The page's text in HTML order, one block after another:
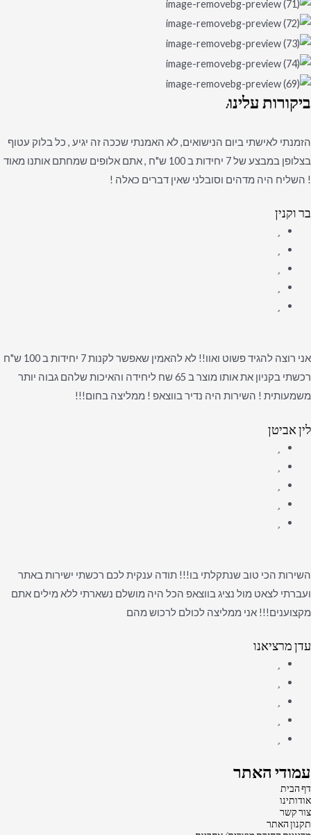
ביקורותעלינו:
הזמנתי לאישתי ביום הנישואים, לא האמנתי שככה זה יגיע , כל בלוק עטוף
בצלופן במבצע של 7 יחידות ב 100 ש"ח , אתם אלופים שמחתם אותנו מאוד
! השליח היה מדהים וסובלני שאין דברים כאלה !
בר וקנין
אני רוצה להגיד פשוט ואוו!! לא להאמין שאפשר לקנות 7 יחידות ב 100 ש"ח
רכשתי בקניון את אותו מוצר ב 65 שח ליחידה והאיכות שלהם גבוה יותר
משמעותית ! השירות היה נדיר בווצאפ ! ממליצה בחום!!!
לין אביטן
השירות הכי טוב שנתקלתי בו!!! תודה ענקית לכם רכשתי ישירות באתר
ועברתי לצאט מול נציג בווצאפ הכל היה מושלם נשארתי ללא מילים אתם
מקצוענים!!! אני ממליצה לכולם לרכוש מהם
עדן מרציאנו
עמודי האתר
דף הבית
אודותינו
צור קשר
תקנון האתר